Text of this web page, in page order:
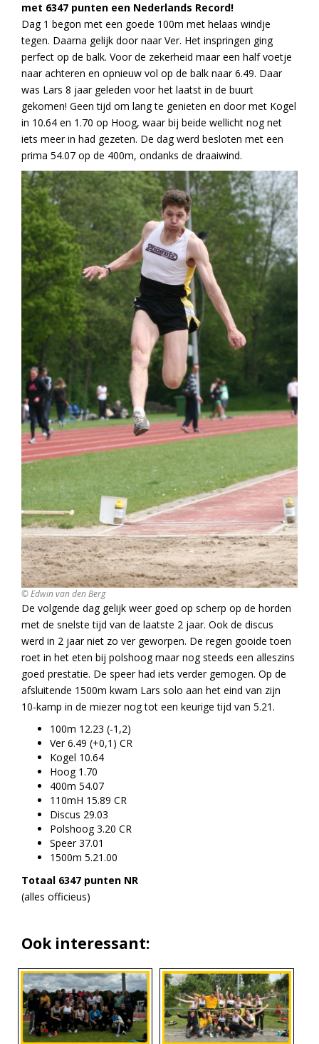
met 6347 punten een Nederlands Record!
Dag 1 begon met een goede 100m met helaas windje
tegen. Daarna gelijk door naar Ver. Het inspringen ging
perfect op de balk. Voor de zekerheid maar een half voetje
naar achteren en opnieuw vol op de balk naar 6.49. Daar
was Lars 8 jaar geleden voor het laatst in de buurt
gekomen! Geen tijd om lang te genieten en door met Kogel
in 10.64 en 1.70 op Hoog, waar bij beide wellicht nog net
iets meer in had gezeten. De dag werd besloten met een
prima 54.07 op de 400m, ondanks de draaiwind.
© Edwin van den Berg
De volgende dag gelijk weer goed op scherp op de horden
met de snelste tijd van de laatste 2 jaar. Ook de discus
werd in 2 jaar niet zo ver geworpen. De regen gooide toen
roet in het eten bij polshoog maar nog steeds een alleszins
goed prestatie. De speer had iets verder gemogen. Op de
afsluitende 1500m kwam Lars solo aan het eind van zijn
10-kamp in de miezer nog tot een keurige tijd van 5.21.
100m 12.23 (-1,2)
Ver 6.49 (+0,1) CR
Kogel 10.64
Hoog 1.70
400m 54.07
110mH 15.89 CR
Discus 29.03
Polshoog 3.20 CR
Speer 37.01
1500m 5.21.00
Totaal 6347 punten NR
(alles officieus)
Ook interessant: